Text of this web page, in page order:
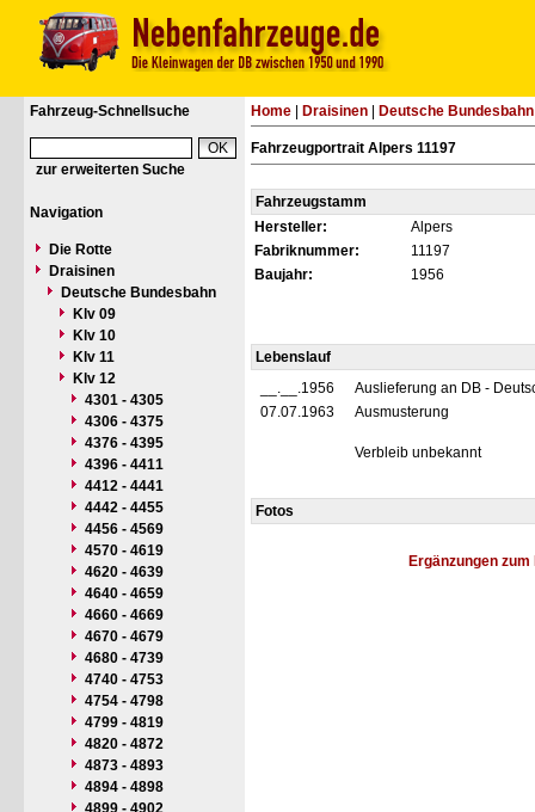
Fahrzeug-Schnellsuche
zur erweiterten Suche
Navigation
Die Rotte
Draisinen
Deutsche Bundesbahn
Klv 09
Klv 10
Klv 11
Klv 12
4301 - 4305
4306 - 4375
4376 - 4395
4396 - 4411
4412 - 4441
4442 - 4455
4456 - 4569
4570 - 4619
4620 - 4639
4640 - 4659
4660 - 4669
4670 - 4679
4680 - 4739
4740 - 4753
4754 - 4798
4799 - 4819
4820 - 4872
4873 - 4893
4894 - 4898
4899 - 4902
Home Draisinen Deutsche Bundesbahn
Fahrzeugportrait Alpers 11197
Fahrzeugstamm
Hersteller:
Alpers
Fabriknummer:
11197
Baujahr:
1956
Lebenslauf
__.__.1956
Auslieferung an DB -
07.07.1963
Ausmusterung
Verbleib unbekannt
Fotos
Ergänzungen